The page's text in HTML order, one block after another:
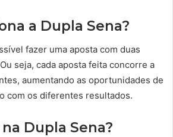
a Dupla Sena?
fazer uma aposta com duas
seja, cada aposta feita concorre a
aumentando as oportunidades de
com os diferentes resultados.
Dupla Sena?